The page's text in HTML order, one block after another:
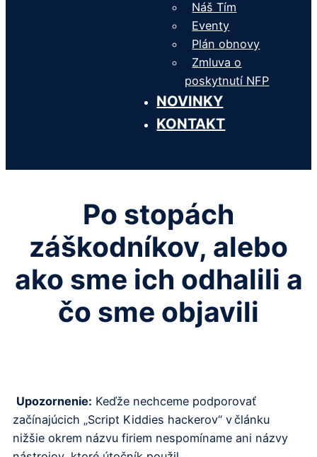
Náš Tím
Eventy
Plán obnovy
Zmluva o
poskytnutí NFP
NOVINKY
KONTAKT
Po stopách
záškodníkov, alebo
ako sme ich odhalili a
čo sme objavili
Upozornenie: Keďže nechceme podporovať
začínajúcich „Script Kiddies hackerov“ v článku
nižšie okrem názvu firiem nespomíname ani názvy